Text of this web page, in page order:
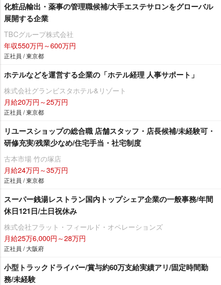
化粧品輸出・薬事の管理職候補/大手エステサロンをグローバル
展開する企業
TBCグループ株式会社
年収550万円～600万円
正社員 / 東京都
ホテルなどを運営する企業の「ホテル経理 人事サポート」
株式会社グランビスタホテル&リゾート
月給20万円～25万円
正社員 / 東京都
リユースショップの総合職 店舗スタッフ・店長候補/未経験可・
研修充実/残業少なめ/住宅手当・社宅制度
古本市場 竹の塚店
月給24万円～35万円
正社員 / 東京都
スーパー銭湯レストラン国内トップシェア企業の一般事務/年間
休日121日/土日祝休み
株式会社フラット・フィールド・オペレーションズ
月給25万6,000円～28万円
正社員 / 大阪府
小型トラックドライバー/賞与約60万支給実績アリ/固定時間勤
務/未経験